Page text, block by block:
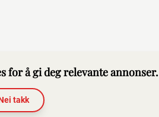
for å gi deg relevante annonser.
takk